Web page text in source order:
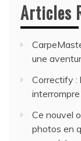
Articles
une
Correctify :
Ce nouvel
photos en